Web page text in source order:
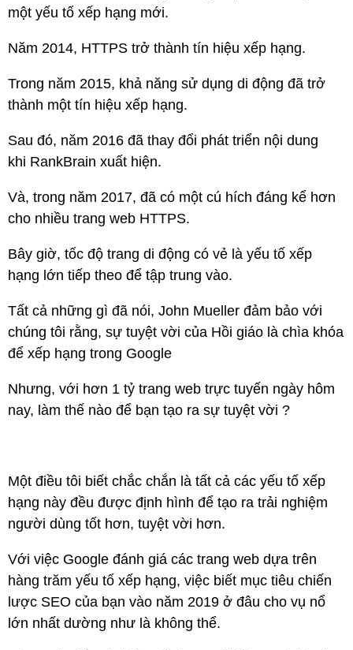
một yếu tố xếp hạng mới.
Năm 2014, HTTPS trở thành tín hiệu xếp hạng.
Trong năm 2015, khả năng sử dụng di động đã trở
thành một tín hiệu xếp hạng.
Sau đó, năm 2016 đã thay đổi phát triển nội dung
khi RankBrain xuất hiện.
Và, trong năm 2017, đã có một cú hích đáng kể hơn
cho nhiều trang web HTTPS.
Bây giờ, tốc độ trang di động có vẻ là yếu tố xếp
hạng lớn tiếp theo để tập trung vào.
Tất cả những gì đã nói, John Mueller đảm bảo với
chúng tôi rằng, sự tuyệt vời của Hồi giáo là chìa khóa
để xếp hạng trong Google
Nhưng, với hơn 1 tỷ trang web trực tuyến ngày hôm
nay, làm thế nào để bạn tạo ra sự tuyệt vời ?
Một điều tôi biết chắc chắn là tất cả các yếu tố xếp
hạng này đều được định hình để tạo ra trải nghiệm
người dùng tốt hơn, tuyệt vời hơn.
Với việc Google đánh giá các trang web dựa trên
hàng trăm yếu tố xếp hạng, việc biết mục tiêu chiến
lược SEO của bạn vào năm 2019 ở đâu cho vụ nổ
lớn nhất dường như là không thể.